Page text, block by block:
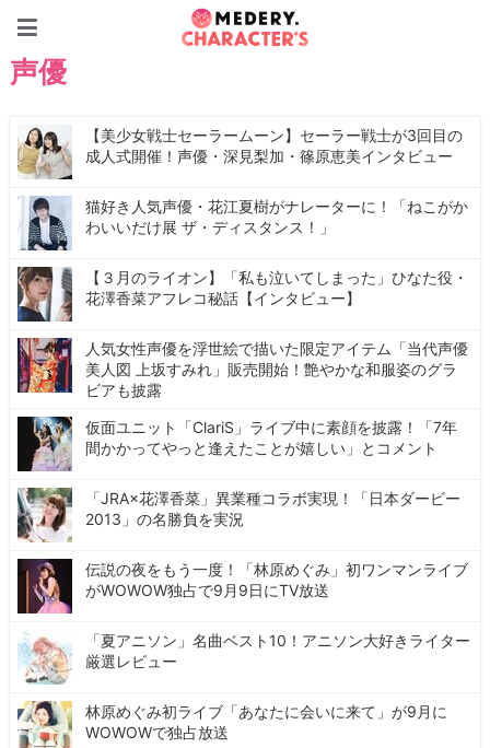
声優
【美少女戦士セーラームーン】セーラー戦士が3回目の
成人式開催！声優・深見梨加・篠原恵美インタビュー
猫好き人気声優・花江夏樹がナレーターに！「ねこがか
わいいだけ展 ザ・ディスタンス！」
【３月のライオン】「私も泣いてしまった」ひなた役・
花澤香菜アフレコ秘話【インタビュー】
人気女性声優を浮世絵で描いた限定アイテム「当代声優
美人図 上坂すみれ」販売開始！艶やかな和服姿のグラ
ビアも披露
仮面ユニット「ClariS」ライブ中に素顔を披露！「7年
間かかってやっと逢えたことが嬉しい」とコメント
「JRA×花澤香菜」異業種コラボ実現！「日本ダービー
2013」の名勝負を実況
伝説の夜をもう一度！「林原めぐみ」初ワンマンライブ
がWOWOW独占で9月9日にTV放送
「夏アニソン」名曲ベスト10！アニソン大好きライター
厳選レビュー
林原めぐみ初ライブ「あなたに会いに来て」が9月に
WOWOWで独占放送